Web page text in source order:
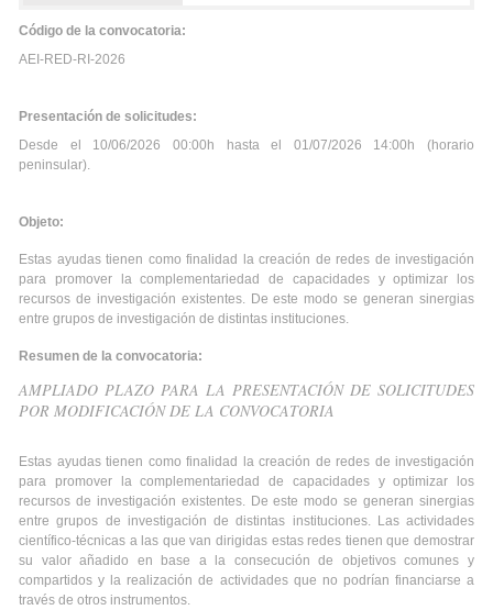
Código de la convocatoria:
AEI-RED-RI-2026
Presentación de solicitudes:
Desde el 10/06/2026 00:00h hasta el 01/07/2026 14:00h (horario
peninsular).
Objeto:
Estas ayudas tienen como finalidad la creación de redes de investigación
para promover la complementariedad de capacidades y optimizar los
recursos de investigación existentes. De este modo se generan sinergias
entre grupos de investigación de distintas instituciones.
Resumen de la convocatoria:
AMPLIADO PLAZO PARA LA PRESENTACIÓN DE SOLICITUDES
POR MODIFICACIÓN DE LA CONVOCATORIA
Estas ayudas tienen como finalidad la creación de redes de investigación
para promover la complementariedad de capacidades y optimizar los
recursos de investigación existentes. De este modo se generan sinergias
entre grupos de investigación de distintas instituciones. Las actividades
científico-técnicas a las que van dirigidas estas redes tienen que demostrar
su valor añadido en base a la consecución de objetivos comunes y
compartidos y la realización de actividades que no podrían financiarse a
través de otros instrumentos.